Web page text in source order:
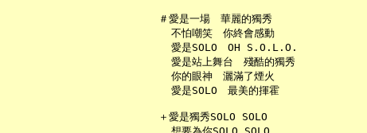
   ＃愛是一場　華麗的獨秀
     不怕嘲笑　你終會感動
     愛是SOLO　OH S.O.L.O.
     愛是站上舞台　殘酷的獨秀
     你的眼神　灑滿了煙火
     愛是SOLO　最美的揮霍
   ＋愛是獨秀SOLO SOLO